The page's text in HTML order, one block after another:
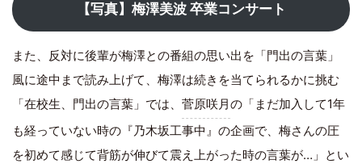
【写真】梅澤美波 卒業コンサート
また、反対に後輩が梅澤との番組の思い出を「門出の言葉」
風に途中まで読み上げて、梅澤は続きを当てられるかに挑む
「在校生、門出の言葉」では、 菅原咲月の「まだ加入して1年
も経っていない時の『乃木坂工事中』の企画で、梅さんの圧
を初めて感じて背筋が伸びて震え上がった時の言葉が…」とい